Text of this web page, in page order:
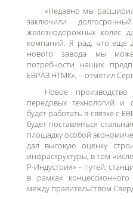
«Недавно мы
заключили
железнодорожных колес
компаний. Я рад, что еще
нового завода мы
потребности наших
ЕВРАЗ НТМК», – отметил
Новое
передовых технологий и
будет работать в связке с
будет поставляться
площадку особой
дал высокую оценку
инфраструктуры, в том
Р-Индустрия» – путей,
в рамках
между правительством